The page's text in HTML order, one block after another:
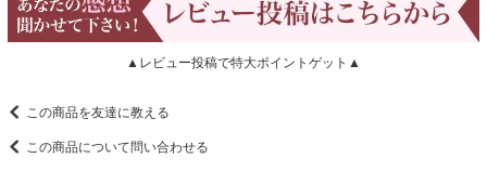
▲レビュー投稿で特大ポイントゲット▲
この商品を友達に教える
この商品について問い合わせる